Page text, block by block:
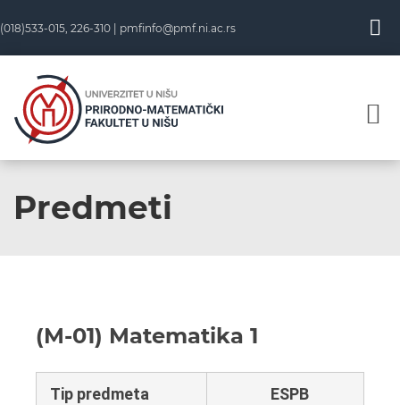
(018)533-015, 226-310 | pmfinfo@pmf.ni.ac.rs
Predmeti
(M-01) Matematika 1
Tip predmeta ESPB